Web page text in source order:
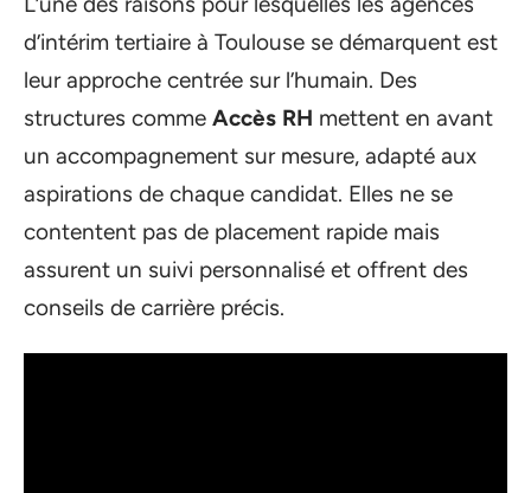
d’intérim tertiaire à Toulouse se démarquent est
leur approche centrée sur l’humain. Des
structures comme Accès RH mettent en avant
un accompagnement sur mesure, adapté aux
aspirations de chaque candidat. Elles ne se
contentent pas de placement rapide mais
assurent un suivi personnalisé et offrent des
conseils de carrière précis.